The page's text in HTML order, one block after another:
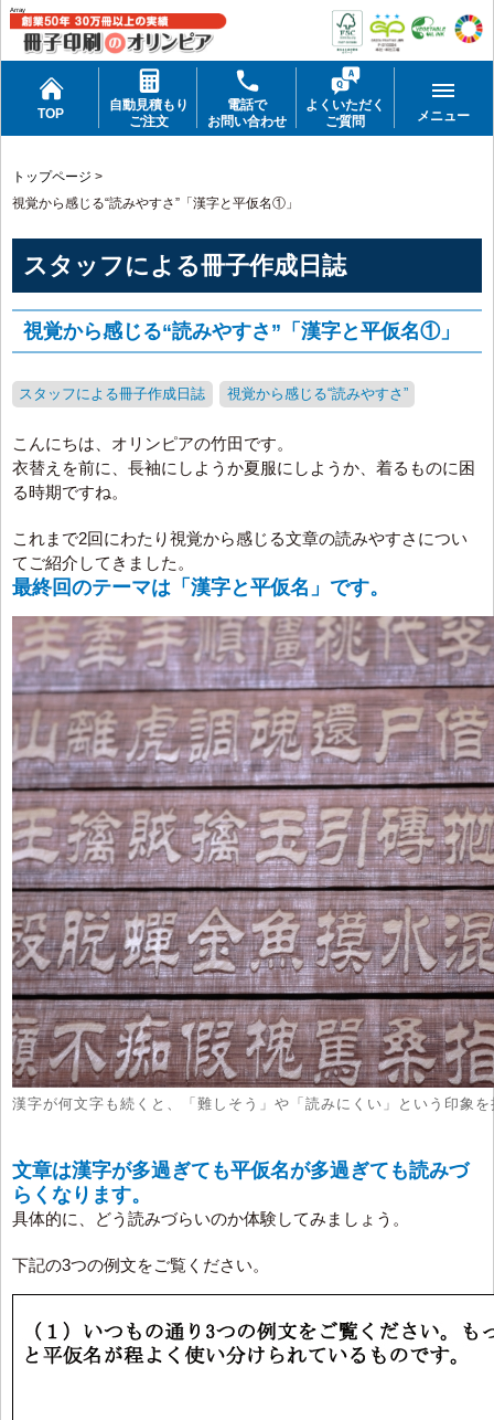
Array
TOP
自動見積もり
ご注文
電話で
お問い合わせ
よくいただく
ご質問
メニュー
トップページ >
視覚から感じる“読みやすさ”「漢字と平仮名①」
スタッフによる冊子作成日誌
視覚から感じる“読みやすさ”「漢字と平仮名①」
スタッフによる冊子作成日誌 視覚から感じる“読みやすさ”
こんにちは、オリンピアの竹田です。
衣替えを前に、長袖にしようか夏服にしようか、着るものに困
る時期ですね。
これまで2回にわたり視覚から感じる文章の読みやすさについ
てご紹介してきました。
最終回のテーマは「漢字と平仮名」です。
漢字が何文字も続くと、「難しそう」や「読みにくい」という印象
文章は漢字が多過ぎても平仮名が多過ぎても読みづ
らくなります。
具体的に、どう読みづらいのか体験してみましょう。
下記の3つの例文をご覧ください。